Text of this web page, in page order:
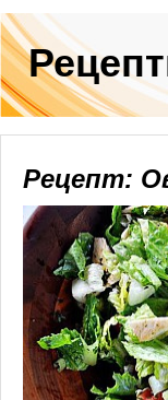
Рецепт: